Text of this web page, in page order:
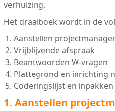
verhuizing.
Het draaiboek wordt in de
Aanstellen
Vrijblijvende afspraak
Beantwoorden W-vragen
Plattegrond en inrichting
Coderingslijst en inpakken
1. Aanstellen